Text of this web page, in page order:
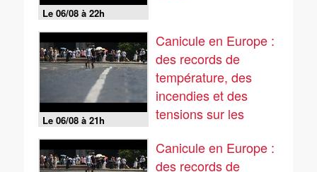
Le 06/08 à 22h
Le 06/08 à 21h
Canicule en Europe :
des records de
température, des
incendies et des
tensions sur les
Canicule en Europe :
des records de